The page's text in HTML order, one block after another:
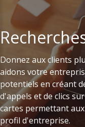
Donnez aux clients
aidons votre
potentiels en créant
d'appels et de clics
cartes permettant
profil d'entreprise.